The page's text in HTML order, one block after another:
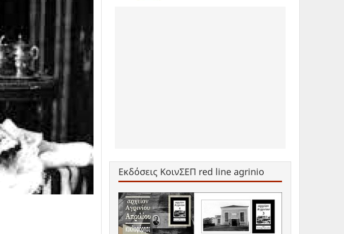
Εκδόσεις ΚοινΣΕΠ red line agrinio